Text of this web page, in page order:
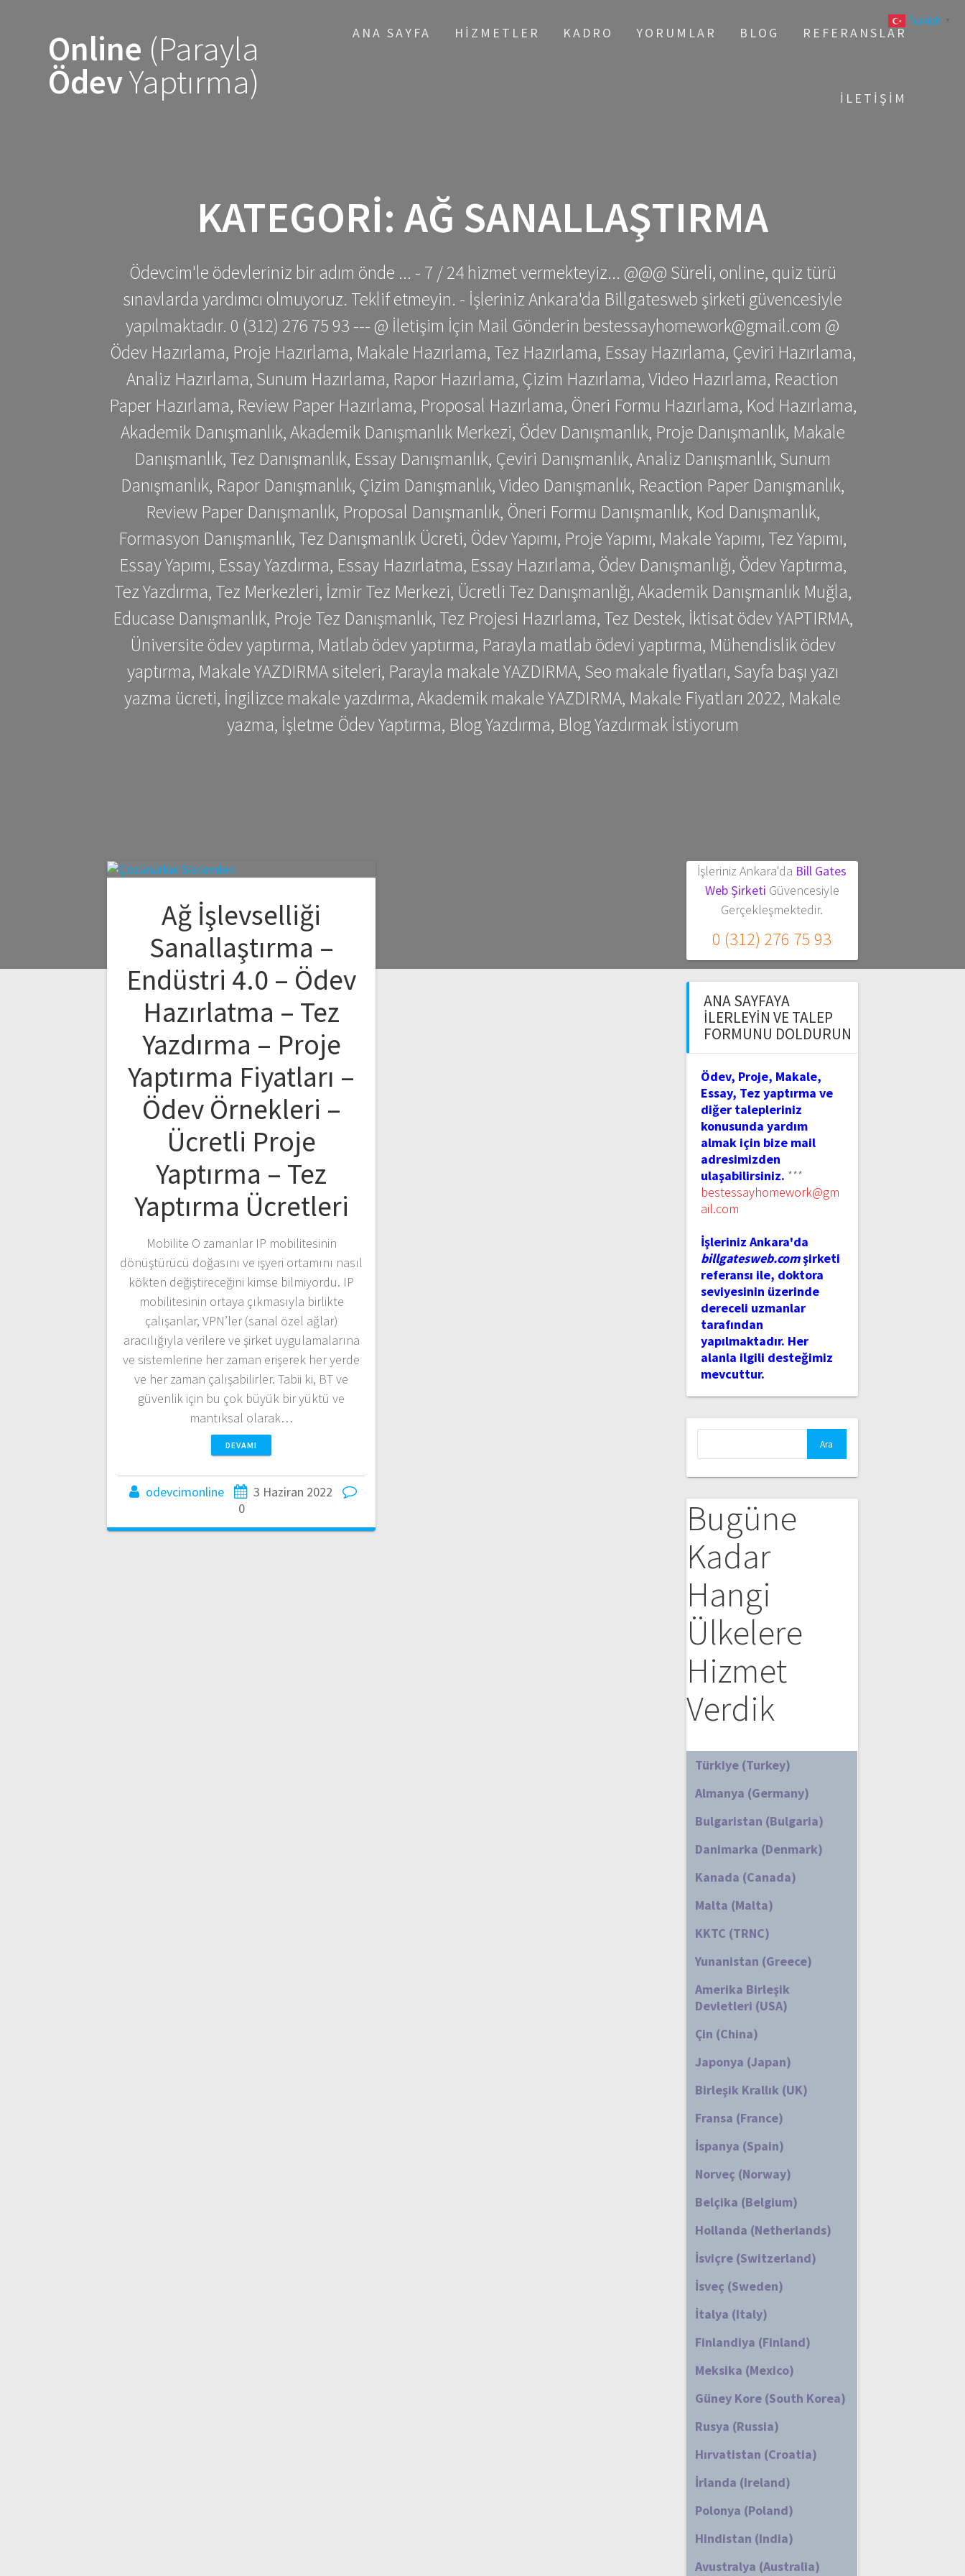
Online (Parayla
ÖdevYaptırma)
ANA SAYFA HIZMETLER KADRO YORUMLAR BLOG REFERANSLAR
İLETIŞIM
KATEGORI: AĞ SANALLAŞTIRMA
Ödevcim'le ödevleriniz bir adım önde ... - 7 / 24 hizmet vermekteyiz... @@@ Süreli, online, quiz türü
sınavlarda yardımcı olmuyoruz. Teklif etmeyin. - İşleriniz Ankara'da Billgatesweb şirketi güvencesiyle
yapılmaktadır. 0 (312) 276 75 93 --- @ İletişim İçin Mail Gönderin bestessayhomework@gmail.com @
Ödev Hazırlama, Proje Hazırlama, Makale Hazırlama, Tez Hazırlama, Essay Hazırlama, Çeviri Hazırlama,
Analiz Hazırlama, Sunum Hazırlama, Rapor Hazırlama, Çizim Hazırlama, Video Hazırlama, Reaction
Paper Hazırlama, Review Paper Hazırlama, Proposal Hazırlama, Öneri Formu Hazırlama, Kod Hazırlama,
Akademik Danışmanlık, Akademik Danışmanlık Merkezi, Ödev Danışmanlık, Proje Danışmanlık, Makale
Danışmanlık, Tez Danışmanlık, Essay Danışmanlık, Çeviri Danışmanlık, Analiz Danışmanlık, Sunum
Danışmanlık, Rapor Danışmanlık, Çizim Danışmanlık, Video Danışmanlık, Reaction Paper Danışmanlık,
Review Paper Danışmanlık, Proposal Danışmanlık, Öneri Formu Danışmanlık, Kod Danışmanlık,
Formasyon Danışmanlık, Tez Danışmanlık Ücreti, Ödev Yapımı, Proje Yapımı, Makale Yapımı, Tez Yapımı,
Essay Yapımı, Essay Yazdırma, Essay Hazırlatma, Essay Hazırlama, Ödev Danışmanlığı, Ödev Yaptırma,
Tez Yazdırma, Tez Merkezleri, İzmir Tez Merkezi, Ücretli Tez Danışmanlığı, Akademik Danışmanlık Muğla,
Educase Danışmanlık, Proje Tez Danışmanlık, Tez Projesi Hazırlama, Tez Destek, İktisat ödev YAPTIRMA,
Üniversite ödev yaptırma, Matlab ödev yaptırma, Parayla matlab ödevi yaptırma, Mühendislik ödev
yaptırma, Makale YAZDIRMA siteleri, Parayla makale YAZDIRMA, Seo makale fiyatları, Sayfa başı yazı
yazma ücreti, İngilizce makale yazdırma, Akademik makale YAZDIRMA, Makale Fiyatları 2022, Makale
yazma, İşletme Ödev Yaptırma, Blog Yazdırma, Blog Yazdırmak İstiyorum
Ağ İşlevselliği
Sanallaştırma –
Endüstri 4.0 – Ödev
Hazırlatma – Tez
Yazdırma – Proje
Yaptırma Fiyatları –
Ödev Örnekleri –
Ücretli Proje
Yaptırma – Tez
Yaptırma Ücretleri
Mobilite O zamanlar IP mobilitesinin
dönüştürücü doğasını ve işyeri ortamını nasıl
kökten değiştireceğini kimse bilmiyordu. IP
mobilitesinin ortaya çıkmasıyla birlikte
çalışanlar, VPN’ler (sanal özel ağlar)
aracılığıyla verilere ve şirket uygulamalarına
ve sistemlerine her zaman erişerek her yerde
ve her zaman çalışabilirler. Tabii ki, BT ve
güvenlik için bu çok büyük bir yüktü ve
mantıksal olarak…
DEVAMI
odevcimonline
3 Haziran 2022
0
İşleriniz Ankara'da Bill Gates
Web Şirketi Güvencesiyle
Gerçekleşmektedir.
0 (312) 276 75 93
ANA SAYFAYA
İLERLEYIN VE TALEP
FORMUNU DOLDURUN
Ödev, Proje, Makale,
Essay, Tez yaptırma ve
diğer talepleriniz
konusunda yardım
almak için bize mail
adresimizden
ulaşabilirsiniz. ***
bestessayhomework@gm
ail.com
İşleriniz Ankara'da
billgatesweb.comşirketi
referansı ile, doktora
seviyesinin üzerinde
dereceli uzmanlar
tarafından
yapılmaktadır. Her
alanla ilgili desteğimiz
mevcuttur.
Bugüne
Kadar
Hangi
Ülkelere
Hizmet
Verdik
Türkiye (Turkey)
Almanya (Germany)
Bulgaristan (Bulgaria)
Danimarka (Denmark)
Kanada (Canada)
Malta (Malta)
KKTC (TRNC)
Yunanistan (Greece)
Amerika Birleşik
Devletleri (USA)
Çin (China)
Japonya (Japan)
Birleşik Krallık (UK)
Fransa (France)
İspanya (Spain)
Norveç (Norway)
Belçika (Belgium)
Hollanda (Netherlands)
İsviçre (Switzerland)
İsveç (Sweden)
İtalya (Italy)
Finlandiya (Finland)
Meksika (Mexico)
Güney Kore (South Korea)
Rusya (Russia)
Hırvatistan (Croatia)
İrlanda (Ireland)
Polonya (Poland)
Hindistan (India)
Avustralya (Australia)
Turkish ▼